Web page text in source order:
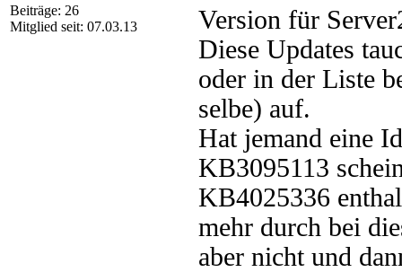
Beiträge: 26
Mitglied seit: 07.03.13
Version für
Diese Updates
oder in der Liste
selbe) auf.
Hat jemand eine
KB3095113
KB4025336
mehr durch bei
aber nicht und